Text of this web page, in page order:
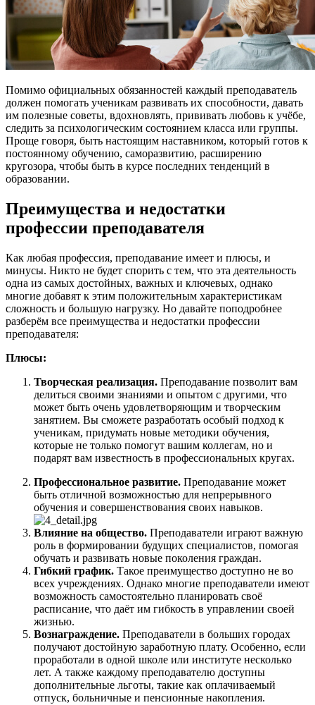
Помимо официальных обязанностей каждый преподаватель
должен помогать ученикам развивать их способности, давать
им полезные советы, вдохновлять, прививать любовь к учёбе,
следить за психологическим состоянием класса или группы.
Проще говоря, быть настоящим наставником, который готов к
постоянному обучению, саморазвитию, расширению
кругозора, чтобы быть в курсе последних тенденций в
образовании.
Преимущества и недостатки
профессии преподавателя
Как любая профессия, преподавание имеет и плюсы, и
минусы. Никто не будет спорить с тем, что эта деятельность
одна из самых достойных, важных и ключевых, однако
многие добавят к этим положительным характеристикам
сложность и большую нагрузку. Но давайте поподробнее
разберём все преимущества и недостатки профессии
преподавателя:
Плюсы:
Творческая реализация. Преподавание позволит вам
делиться своими знаниями и опытом с другими, что
может быть очень удовлетворяющим и творческим
занятием. Вы сможете разработать особый подход к
ученикам, придумать новые методики обучения,
которые не только помогут вашим коллегам, но и
подарят вам известность в профессиональных кругах.
Профессиональное развитие. Преподавание может
быть отличной возможностью для непрерывного
обучения и совершенствования своих навыков.
Влияние на общество. Преподаватели играют важную
роль в формировании будущих специалистов, помогая
обучать и развивать новые поколения граждан.
Гибкий график. Такое преимущество доступно не во
всех учреждениях. Однако многие преподаватели имеют
возможность самостоятельно планировать своё
расписание, что даёт им гибкость в управлении своей
жизнью.
Вознаграждение. Преподаватели в больших городах
получают достойную заработную плату. Особенно, если
проработали в одной школе или институте несколько
лет. А также каждому преподавателю доступны
дополнительные льготы, такие как оплачиваемый
отпуск, больничные и пенсионные накопления.